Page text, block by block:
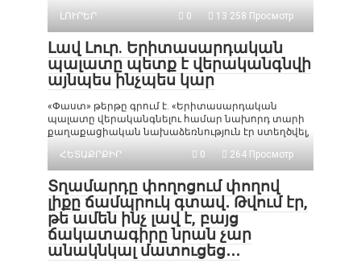
ԼՈՒՐԵՐ
0 13 258 Просмотр
Լավ Լուր. Երիտասարդական
պալատը պետք է վերականգնվի
այնպես ինչպես կար
«Փաստ» թերթը գրում է. «Երիտասարդական
պալատը վերականգնելու համար նախորդ տարի
քաղաքացիական նախաձեռնություն էր ստեղծվել,
ՀԵՏԱՔՐՔԻՐ
0 264 Просмотр
Տղամարդը փողոցում փողով
լիքը ճամպրուկ գտավ․ Թվում էր,
թե ամեն ինչ լավ է, բայց
ճակատագիրը նրան չար
անակնկալ մատուցեց․․․